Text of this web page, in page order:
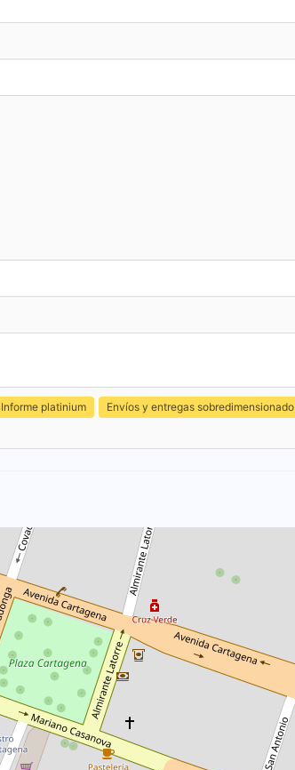
Informe platinium
Envíos y entregas sobredimensionado